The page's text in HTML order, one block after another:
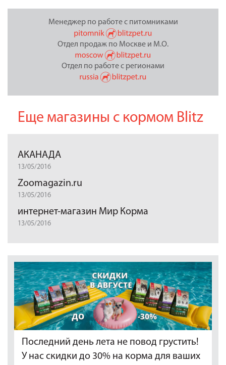
Менеджер по работе с питомниками
Отдел продаж по Москве и М.О.
Отдел по работе с регионами
Еще магазины с кормом Blitz
АКАНАДА
13/05/2016
Zoomagazin.ru
13/05/2016
интернет-магазин Мир Корма
13/05/2016
Последний день лета не повод грустить!
У нас скидки до 30% на корма для ваших